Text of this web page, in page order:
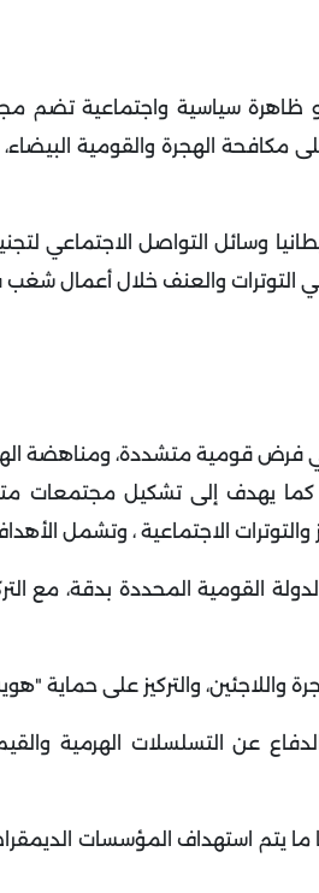
ظاهرة سياسية واجتماعية تضم
مكافحة الهجرة والقومية
وسائل التواصل الاجتماعي
في التوترات والعنف خلال أعمال
قومية متشددة، ومناهضة
، كما يهدف إلى تشكيل مجتمعات
الاجتماعية ، وتشمل
القومية المحددة بدقة، مع
واللاجئين، والتركيز على حماية
عن التسلسلات الهرمية والقيم
ما يتم استهداف المؤسسات